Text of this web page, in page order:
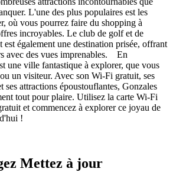
L'une des plus populaires est les
où vous pourrez faire du shopping à
incroyables. Le club de golf et de
est également une destination prisée, offrant
avec des vues imprenables. En
une ville fantastique à explorer, que vous
un visiteur. Avec son Wi-Fi gratuit, ses
ses attractions époustouflantes, Gonzales
tout pour plaire. Utilisez la carte Wi-Fi
et commencez à explorer ce joyau de
!
Mettez à jour